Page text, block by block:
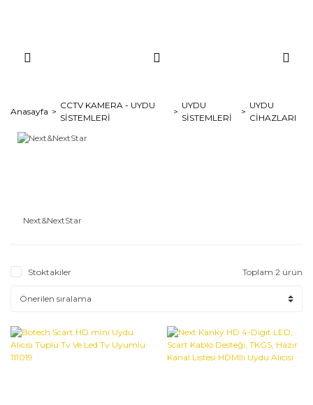
Anasayfa
CCTV KAMERA - UYDU
SİSTEMLERİ
UYDU
SİSTEMLERİ
UYDU
CİHAZLARI
Next&NextStar
Stoktakiler Toplam 2 ürün